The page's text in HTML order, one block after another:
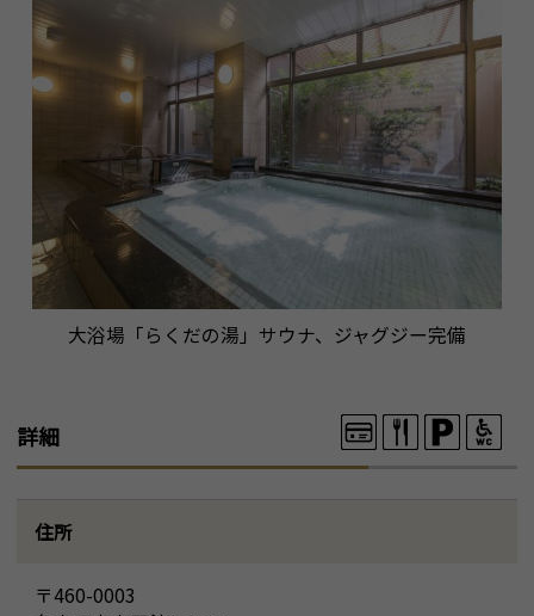
大浴場「らくだの湯」サウナ、ジャグジー完備
詳細
住所
〒460-0003